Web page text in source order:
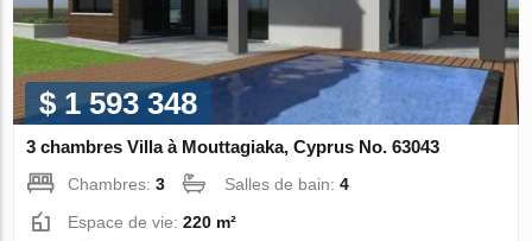
$ 1 593 348
3 chambres Villa à Mouttagiaka, Cyprus No. 63043
Chambres:3 Salles de bain:4
Espace de vie:220 m²